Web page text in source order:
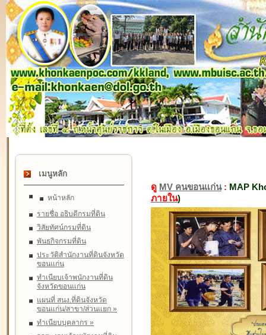
เมนูหลัก
หน้าหลัก
รายชื่อ อธิบดีกรมที่ดิน
วิสัยทัศน์กรมที่ดิน
พันธกิจกรมที่ดิน
ประวัติสำนักงานที่ดินจังหวัด
ขอนแก่น
ทำเนียบเจ้าพนักงานที่ดิน
จังหวัดขอนแก่น
แผนที่ สนง.ที่ดินจังหวัด
ขอนแก่น/สาขา/ส่วนแยก »
ทำเนียบบุคลากร »
ดู MV คนขอนแก่น: MAP
ภายใน)